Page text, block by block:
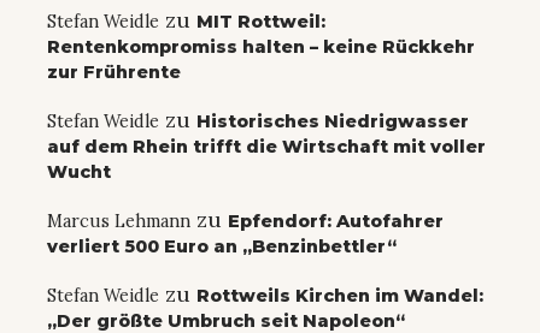
Stefan Weidle zu MIT Rottweil:
Rentenkompromiss halten – keine Rückkehr
zur Frührente
Stefan Weidle zu Historisches Niedrigwasser
auf dem Rhein trifft die Wirtschaft mit voller
Wucht
Marcus Lehmann zu Epfendorf: Autofahrer
verliert 500 Euro an „Benzinbettler“
Stefan Weidle zu Rottweils Kirchen im Wandel:
„Der größte Umbruch seit Napoleon“